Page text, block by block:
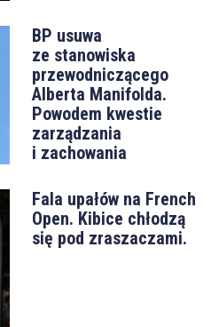
BP usuwa
ze stanowiska
przewodniczącego
Alberta Manifolda.
Powodem kwestie
zarządzania
i zachowania
Fala upałów na French
Open. Kibice chłodzą
się pod zraszaczami.